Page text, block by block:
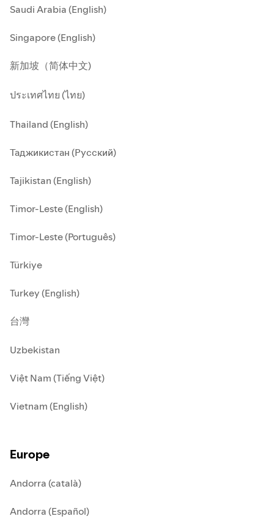
Saudi Arabia (English)
Singapore (English)
新加坡（简体中文)
ประเทศไทย (ไทย)
Thailand (English)
Таджикистан (Русский)
Tajikistan (English)
Timor-Leste (English)
Timor-Leste (Português)
Türkiye
Turkey (English)
台灣
Uzbekistan
Việt Nam (Tiếng Việt)
Vietnam (English)
Europe
Andorra (català)
Andorra (Español)